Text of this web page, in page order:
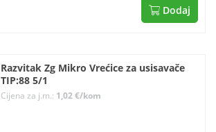
Dodaj
Razvitak Zg Mikro Vrećice za usisavače
TIP:88 5/1
Cijena za j.m.: 1,02 €/kom